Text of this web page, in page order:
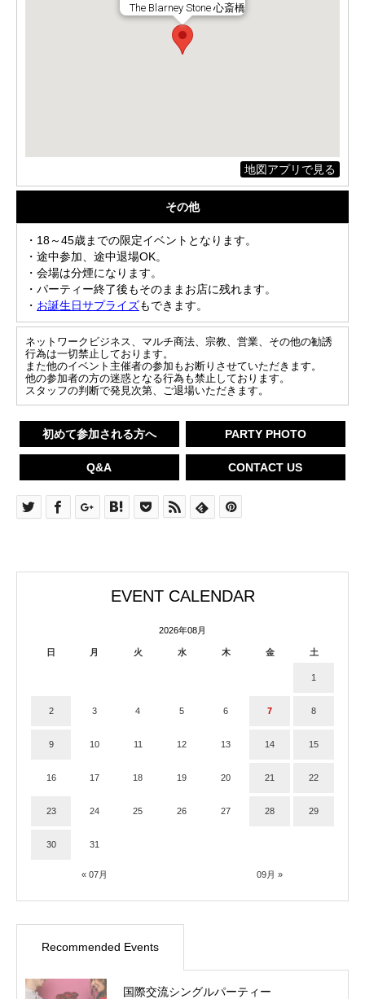
The Blarney Stone 心斎橋
地図アプリで見る
その他
・18～45歳までの限定イベントとなります。
・途中参加、途中退場OK。
・会場は分煙になります。
・パーティー終了後もそのままお店に残れます。
・ お誕生日サプライズもできます。
ネットワークビジネス、マルチ商法、宗教、営業、その他の勧誘
行為は一切禁止しております。
また他のイベント主催者の参加もお断りさせていただきます。
他の参加者の方の迷惑となる行為も禁止しております。
スタッフの判断で発見次第、ご退場いただきます。
初めて参加される方へ PARTY PHOTO
Q&A CONTACT US
EVENT CALENDAR
2026年08月
日 月 火 水 木 金 土
« 07月 09月 »
1
2 3 4 5 6 7 8
9 10 11 12 13 14 15
16 17 18 19 20 21 22
23 24 25 26 27 28 29
30 31
Recommended Events
国際交流シングルパーティー